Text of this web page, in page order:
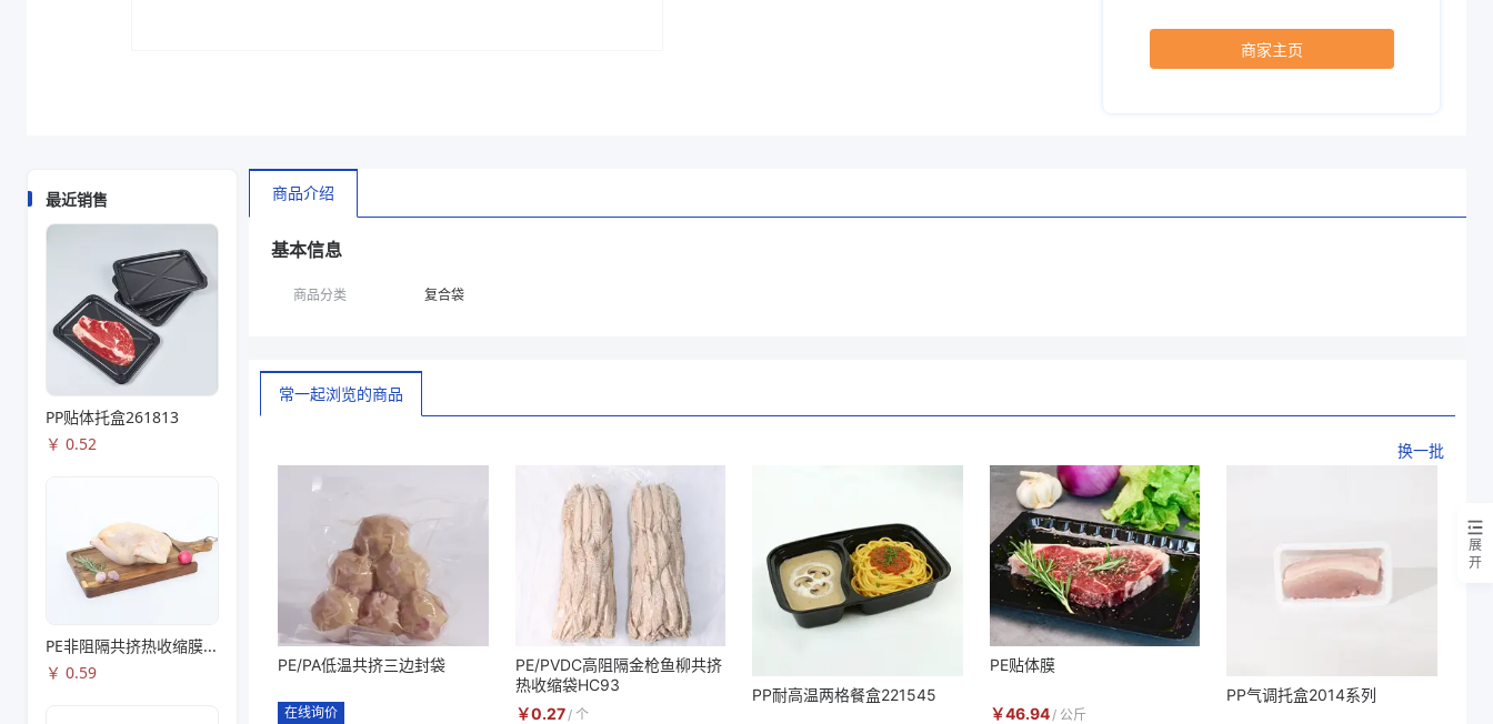
商家主页
最近销售
PP贴体托盒261813
￥ 0.52
PE非阻隔共挤热收缩膜S53
￥ 0.59
商品介绍
基本信息
商品分类 复合袋
常一起浏览的商品
换一批
PE/PA低温共挤三边封袋
在线询价
PE/PVDC高阻隔金枪鱼柳共挤
热收缩袋HC93
￥0.27 / 个
PP耐高温两格餐盒221545
PE贴体膜
￥46.94 / 公斤
PP气调托盒2014系列
展
开